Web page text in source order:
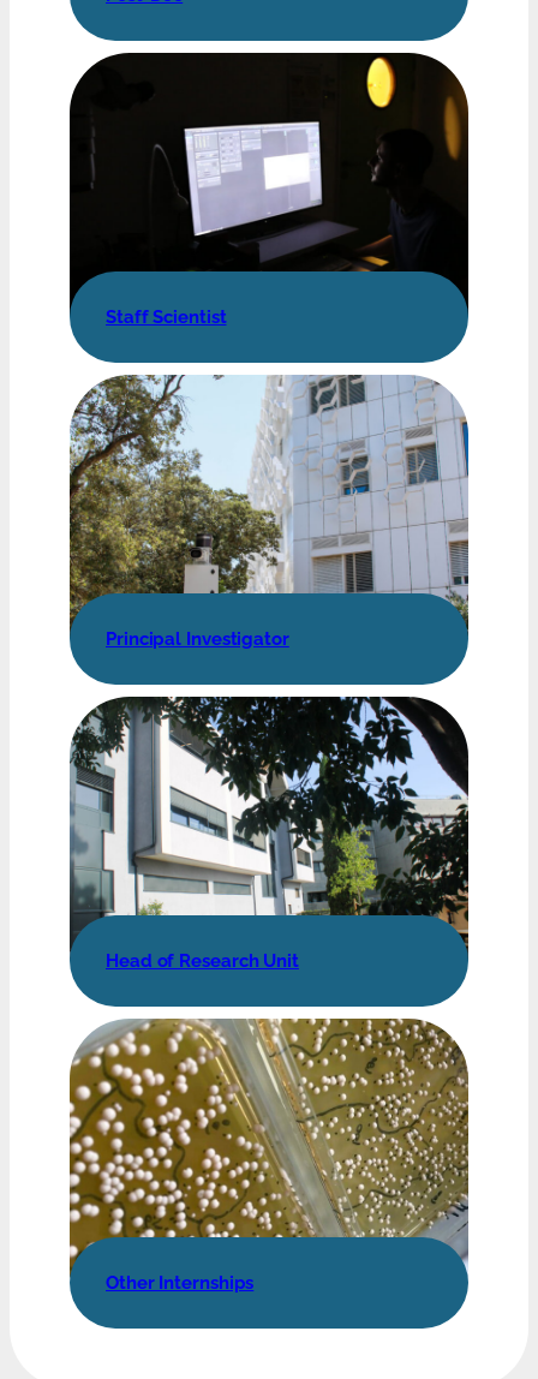
Staff Scientist
Principal Investigator
Head of Research Unit
Other Internships